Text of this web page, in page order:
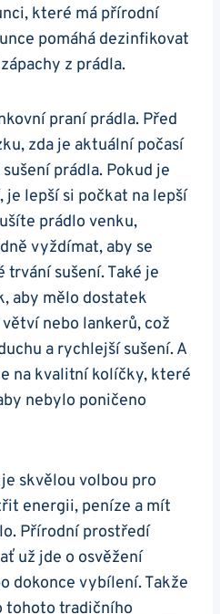
které má přírodní
pomáhá dezinfikovat
z prádla.
praní prádla. Před⁣
zda je aktuální počasí
prádla. Pokud je
je lepší si​ počkat na lepší
prádlo venku,
vyždímat, aby se
trvání‍ sušení. ⁢Také je
aby mělo⁢ dostatek
nebo lankerů, což
a rychlejší sušení. A
na kvalitní kolíčky, které
nebylo poničeno
skvělou volbou pro
energii, peníze⁢ a mít⁤
⁢Přírodní prostředí
už jde o osvěžení
dokonce ⁢vybílení. Takže
tohoto tradičního